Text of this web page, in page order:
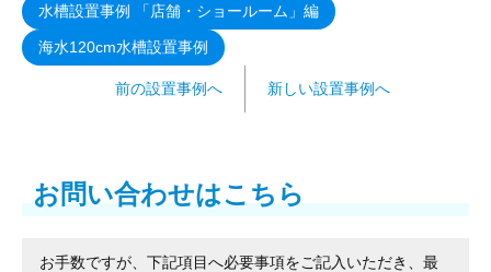
水槽設置事例 「店舗・ショールーム」編
海水120cm水槽設置事例
前の設置事例へ 新しい設置事例へ
お問い合わせはこちら
お手数ですが、下記項目へ必要事項をご記入いただき、最